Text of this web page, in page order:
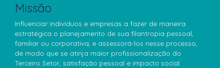
Missão
Influenciar indivíduos e empresas a fazer de maneira
estratégica o planejamento de sua filantropia pessoal,
familiar ou corporativa, e assessorá-los nesse processo,
de modo que se atinja maior profissionalização do
Terceiro Setor, satisfação pessoal e impacto social.